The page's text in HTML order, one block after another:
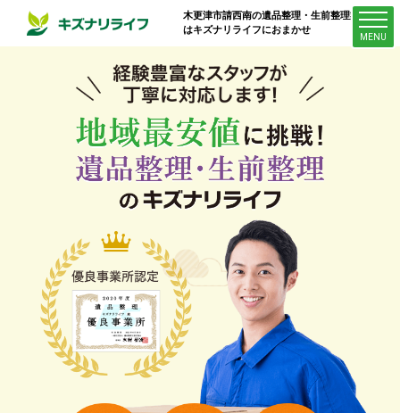
木更津市請西南の遺品整理・生前整理業者
はキズナリライフにおまかせ